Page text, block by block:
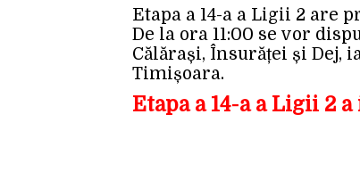
Etapa a 14-a a Ligii 2 are
De la ora 11:00 se vor
Călărași, Însurăței și Dej,
Timișoara.
Etapa a 14-a a Ligii 2